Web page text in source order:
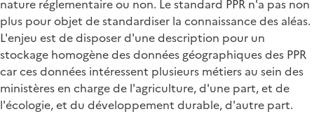
nature réglementaire ou non. Le standard PPR n'a pas non
plus pour objet de standardiser la connaissance des aléas.
L'enjeu est de disposer d'une description pour un
stockage homogène des données géographiques des PPR
car ces données intéressent plusieurs métiers au sein des
ministères en charge de l'agriculture, d'une part, et de
l'écologie, et du développement durable, d'autre part.